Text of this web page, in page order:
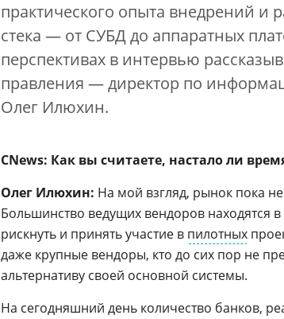
практического опыта внедрений и
стека — от СУБД до аппаратных
перспективах в интервью
правления — директор по
Олег Илюхин.
CNews: Как вы считаете, настало ли
Олег Илюхин: На мой взгляд, рынок пока
Большинство ведущих вендоров находятся в
рискнуть и принять участие в пилотных
даже крупные вендоры, кто до сих пор не
альтернативу своей основной системы.
На сегодняшний день количество банков,